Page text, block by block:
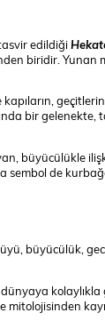
edildiği
biridir.
bir gelenekte,
büyücülükle
de
büyücülük,
mitolojisinden